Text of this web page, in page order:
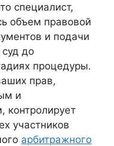
специалист,
объем правовой
и подачи
до
процедуры.
прав,
и
контролирует
участников
арбитражного